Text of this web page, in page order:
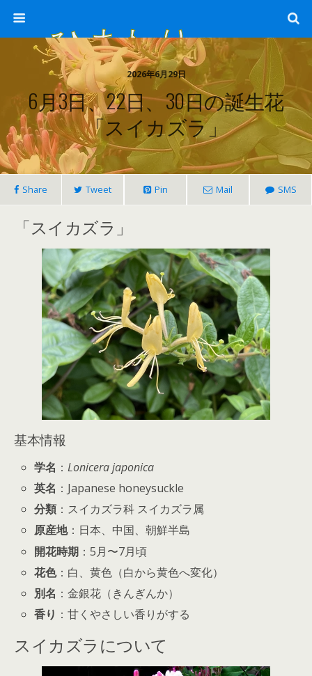
ひまわり畑 sunflower-field
2026年6月29日
6月3日、22日、30日の誕生花
「スイカズラ」
Share Tweet Pin Mail SMS
「スイカズラ」
基本情報
学名 ：Lonicera japonica
英名 ：Japanese honeysuckle
分類 ：スイカズラ科 スイカズラ属
原産地：日本、中国、朝鮮半島
開花時期 ：5月〜7月頃
花色：白、黄色（白から黄色へ変化）
別名 ：金銀花（きんぎんか）
香り ：甘くやさしい香りがする
スイカズラについて